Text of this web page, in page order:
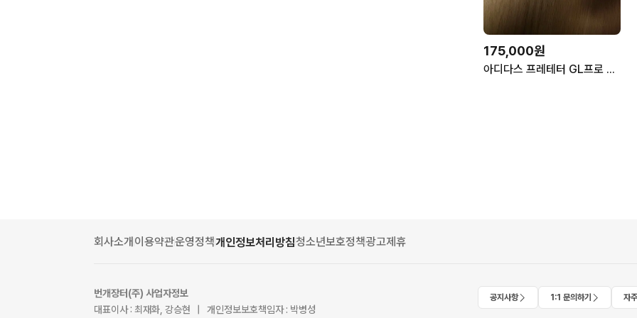
175,000원
아디다스 프레테터 GL프로 프로모 골키퍼장갑
회사소개 이용약관운영정책개인정보처리방침청소년보호정책광고제휴
번개장터(주) 사업자정보
대표이사 : 최재화, 강승현 | 개인정보보호책임자 : 박병성
공지사항 1:1 문의하기 자